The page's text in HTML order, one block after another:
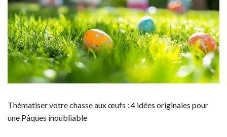
Thématiser votre chasse aux œufs : 4 idées originales pour
une Pâques inoubliable